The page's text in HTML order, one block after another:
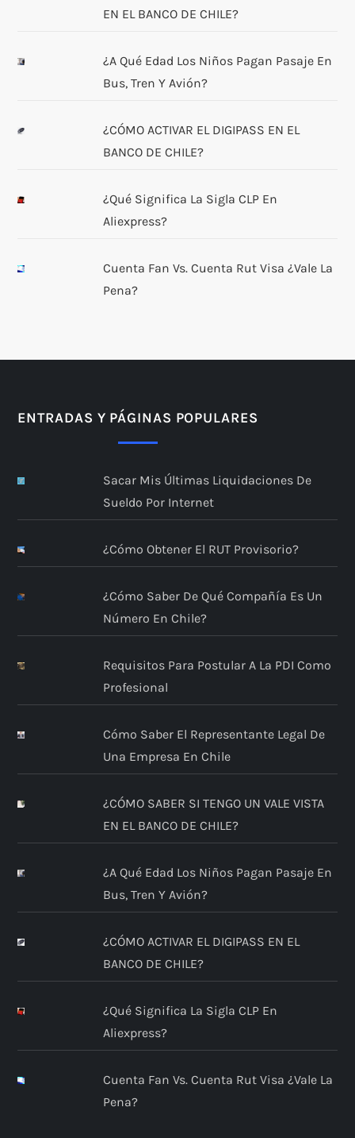
EN EL BANCO DE CHILE?
¿A Qué Edad Los Niños Pagan Pasaje En
Bus, Tren Y Avión?
¿CÓMO ACTIVAR EL DIGIPASS EN EL
BANCO DE CHILE?
¿Qué Significa La Sigla CLP En
Aliexpress?
Cuenta Fan Vs. Cuenta Rut Visa ¿Vale La
Pena?
ENTRADAS Y PÁGINAS POPULARES
Sacar Mis Últimas Liquidaciones De
Sueldo Por Internet
¿Cómo Obtener El RUT Provisorio?
¿Cómo Saber De Qué Compañía Es Un
Número En Chile?
Requisitos Para Postular A La PDI Como
Profesional
Cómo Saber El Representante Legal De
Una Empresa En Chile
¿CÓMO SABER SI TENGO UN VALE VISTA
EN EL BANCO DE CHILE?
¿A Qué Edad Los Niños Pagan Pasaje En
Bus, Tren Y Avión?
¿CÓMO ACTIVAR EL DIGIPASS EN EL
BANCO DE CHILE?
¿Qué Significa La Sigla CLP En
Aliexpress?
Cuenta Fan Vs. Cuenta Rut Visa ¿Vale La
Pena?